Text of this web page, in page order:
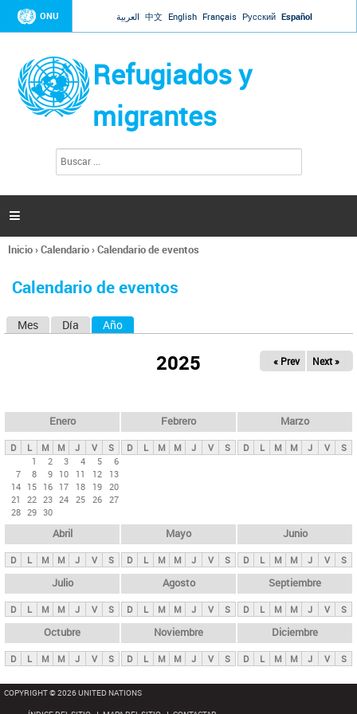
Jump to navigation
ONU العربية 中文 English Français Русский Español
Refugiados y
migrantes
l
d
s

Se
usted
Inicio›Calendario›Calendario de eventos
Calendario de eventos
s
p
n
i
p
a
l
s
Mes Día Año
2025 « Prev Next »
Enero
D L M M J V
S
1
2 3 4 5
6
7
8 9 10 11 12
13
14 15 16 17 18 19 20
21
22 23 24 25 26 27
28 29 30
Febrero
D L M M J V S
Marzo
D L M M J V S
Abril
D L M M J V S
Mayo
D L M M J V S
Junio
D L M M J V S
Julio
D L M M J V S
Agosto
D L M M J V S
Septiembre
D L M M J V S
Octubre
D L M M J V S
Noviembre
D L M M J V S
Diciembre
D L M M J V S
COPYRIGHT © 2026 UNITED NATIONS